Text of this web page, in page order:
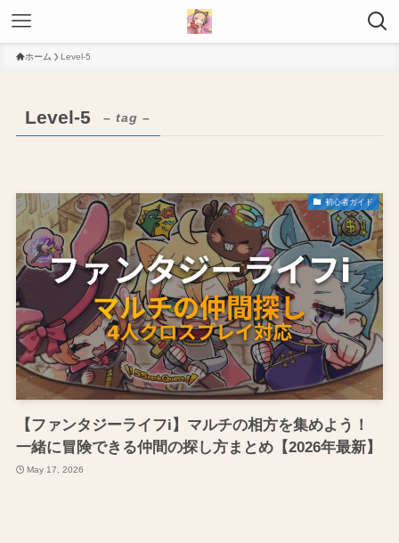
ホーム Level-5
Level-5 – tag –
初心者ガイド
【ファンタジーライフi】マルチの相方を集めよう！
一緒に冒険できる仲間の探し方まとめ【2026年最新】
May 17, 2026